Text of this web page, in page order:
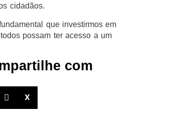
cidadãos.
que investirmos em
possam ter acesso a um
com
X